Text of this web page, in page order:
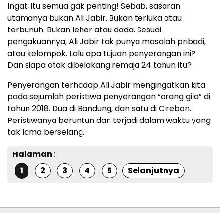
Ingat, itu semua gak penting! Sebab, sasaran
utamanya bukan Ali Jabir. Bukan terluka atau
terbunuh. Bukan leher atau dada. Sesuai
pengakuannya, Ali Jabir tak punya masalah pribadi,
atau kelompok. Lalu apa tujuan penyerangan ini?
Dan siapa otak dibelakang remaja 24 tahun itu?
Penyerangan terhadap Ali Jabir mengingatkan kita
pada sejumlah peristiwa penyerangan “orang gila” di
tahun 2018. Dua di Bandung, dan satu di Cirebon.
Peristiwanya beruntun dan terjadi dalam waktu yang
tak lama berselang.
Halaman :
1
2 3 4 5 Selanjutnya